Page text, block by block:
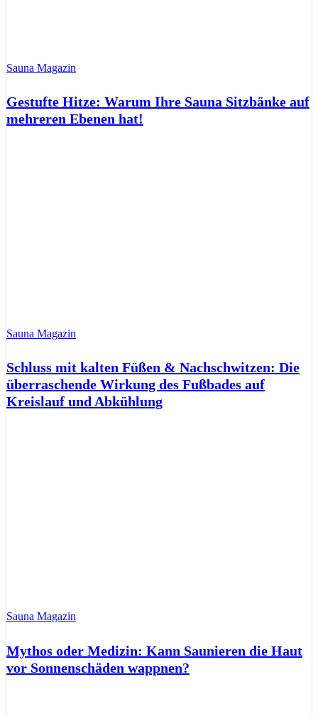
Sauna Magazin
Gestufte Hitze: Warum Ihre Sauna Sitzbänke auf
mehreren Ebenen hat!
Sauna Magazin
Schluss mit kalten Füßen & Nachschwitzen: Die
überraschende Wirkung des Fußbades auf
Kreislauf und Abkühlung
Sauna Magazin
Mythos oder Medizin: Kann Saunieren die Haut
vor Sonnenschäden wappnen?